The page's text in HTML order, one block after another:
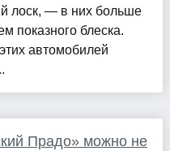
лоск, — в них больше
показного блеска.
автомобилей
Прадо» можно не